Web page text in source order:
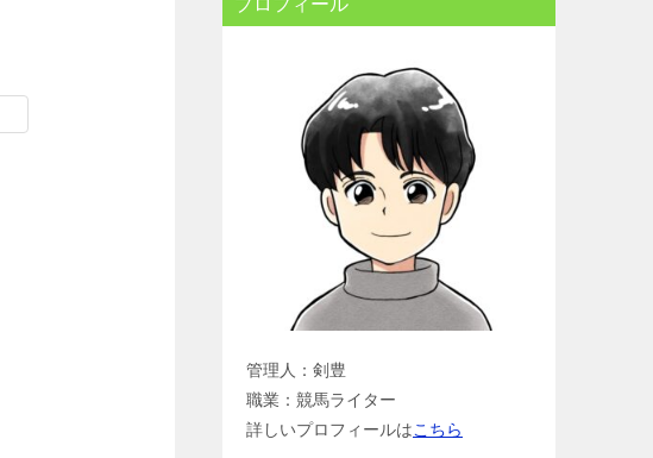
管理人：剣豊
職業：競馬ライター
詳しいプロフィールはこちら